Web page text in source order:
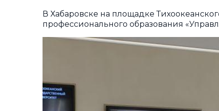
В Хабаровске на площадке
профессионального образования